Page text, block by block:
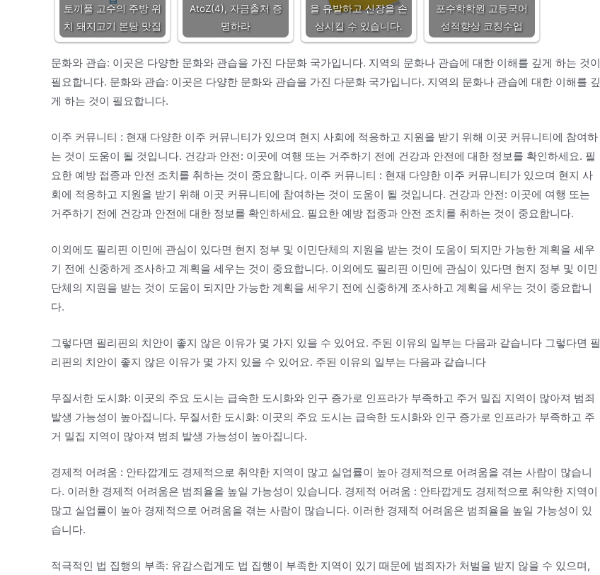
토끼풀 고수의 주방 위
치 돼지고기 본탕 맛집
AtoZ(4), 자금출처 증
명하라
을 유발하고 신장을 손
상시킬 수 있습니다.
포수학학원 고등국어
성적향상 코칭수업
문화와 관습: 이곳은 다양한 문화와 관습을 가진 다문화 국가입니다. 지역의 문화나 관습에 대한 이해를 깊게 하는 것이
필요합니다. 문화와 관습: 이곳은 다양한 문화와 관습을 가진 다문화 국가입니다. 지역의 문화나 관습에 대한 이해를 깊
게 하는 것이 필요합니다.
이주 커뮤니티 : 현재 다양한 이주 커뮤니티가 있으며 현지 사회에 적응하고 지원을 받기 위해 이곳 커뮤니티에 참여하
는 것이 도움이 될 것입니다. 건강과 안전: 이곳에 여행 또는 거주하기 전에 건강과 안전에 대한 정보를 확인하세요. 필
요한 예방 접종과 안전 조치를 취하는 것이 중요합니다. 이주 커뮤니티 : 현재 다양한 이주 커뮤니티가 있으며 현지 사
회에 적응하고 지원을 받기 위해 이곳 커뮤니티에 참여하는 것이 도움이 될 것입니다. 건강과 안전: 이곳에 여행 또는
거주하기 전에 건강과 안전에 대한 정보를 확인하세요. 필요한 예방 접종과 안전 조치를 취하는 것이 중요합니다.
이외에도 필리핀 이민에 관심이 있다면 현지 정부 및 이민단체의 지원을 받는 것이 도움이 되지만 가능한 계획을 세우
기 전에 신중하게 조사하고 계획을 세우는 것이 중요합니다. 이외에도 필리핀 이민에 관심이 있다면 현지 정부 및 이민
단체의 지원을 받는 것이 도움이 되지만 가능한 계획을 세우기 전에 신중하게 조사하고 계획을 세우는 것이 중요합니
다.
그렇다면 필리핀의 치안이 좋지 않은 이유가 몇 가지 있을 수 있어요. 주된 이유의 일부는 다음과 같습니다 그렇다면 필
리핀의 치안이 좋지 않은 이유가 몇 가지 있을 수 있어요. 주된 이유의 일부는 다음과 같습니다
무질서한 도시화: 이곳의 주요 도시는 급속한 도시화와 인구 증가로 인프라가 부족하고 주거 밀집 지역이 많아져 범죄
발생 가능성이 높아집니다. 무질서한 도시화: 이곳의 주요 도시는 급속한 도시화와 인구 증가로 인프라가 부족하고 주
거 밀집 지역이 많아져 범죄 발생 가능성이 높아집니다.
경제적 어려움 : 안타깝게도 경제적으로 취약한 지역이 많고 실업률이 높아 경제적으로 어려움을 겪는 사람이 많습니
다. 이러한 경제적 어려움은 범죄율을 높일 가능성이 있습니다. 경제적 어려움 : 안타깝게도 경제적으로 취약한 지역이
많고 실업률이 높아 경제적으로 어려움을 겪는 사람이 많습니다. 이러한 경제적 어려움은 범죄율을 높일 가능성이 있
습니다.
적극적인 법 집행의 부족: 유감스럽게도 법 집행이 부족한 지역이 있기 때문에 범죄자가 처벌을 받지 않을 수 있으며,